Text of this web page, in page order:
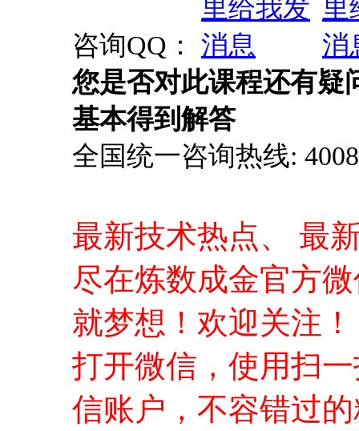
咨询QQ：
您是否对此课程还有疑
基本得到解答
全国统一咨询热线:
最新技术热点、 最
尽在炼数成金官方
就梦想！欢迎关注！
打开微信，使用扫
信账户，不容错过